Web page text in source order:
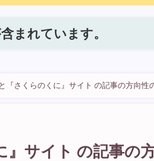
まれています。
『さくらのくに』サイト の記事の方向性
サイト の記事の